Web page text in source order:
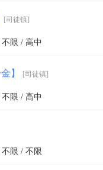
[司徒镇]
限 / 高中
】 [司徒镇]
限 / 高中
不限 / 不限